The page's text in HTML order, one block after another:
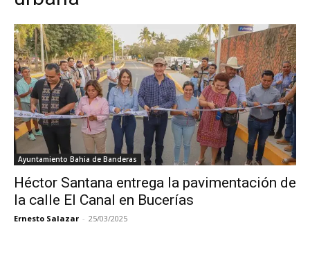
Ayuntamiento Bahia de Banderas
Héctor Santana entrega la pavimentación de
la calle El Canal en Bucerías
Ernesto Salazar - 25/03/2025